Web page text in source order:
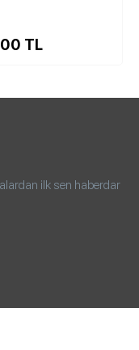
TL
ilk sen haberdar